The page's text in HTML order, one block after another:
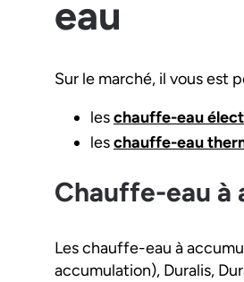
eau
Sur le marché, il vous est
leschauffe-eau
leschauffe-eau
Chauffe-eau à
Les chauffe-eau à
accumulation), Duralis,